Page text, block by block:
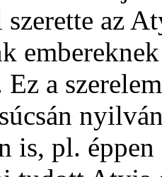
szerette az
Ez a
is, pl.